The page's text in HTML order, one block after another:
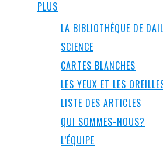
PLUS
LA BIBLIOTHÈQUE DE
SCIENCE
CARTES BLANCHES
LES YEUX ET LES
LISTE DES ARTICLES
QUI SOMMES-NOUS?
L’ÉQUIPE